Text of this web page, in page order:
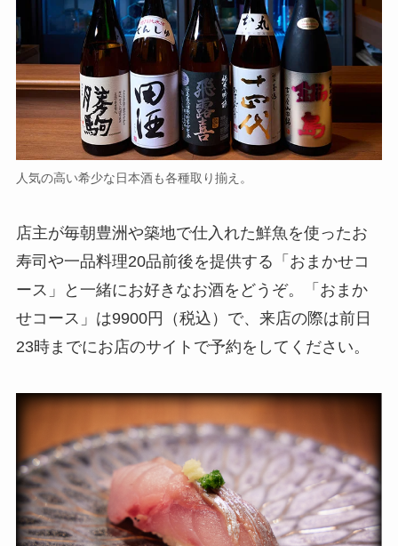
人気の高い希少な日本酒も各種取り揃え。
店主が毎朝豊洲や築地で仕入れた鮮魚を使ったお
寿司や一品料理20品前後を提供する「おまかせコ
ース」と一緒にお好きなお酒をどうぞ。「おまか
せコース」は9900円（税込）で、来店の際は前日
23時までにお店のサイトで予約をしてください。